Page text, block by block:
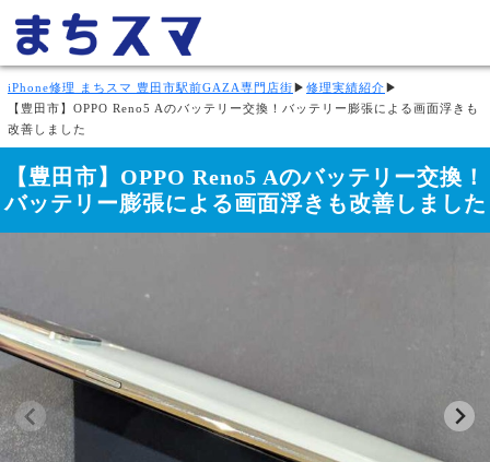
iPhone修理 まちスマ 豊田市駅前GAZA専門店街 ▶ 修理実績紹介 ▶
【豊田市】OPPO Reno5 Aのバッテリー交換！バッテリー膨張による画面浮きも
改善しました
【豊田市】OPPO Reno5 Aのバッテリー交換！
バッテリー膨張による画面浮きも改善しました